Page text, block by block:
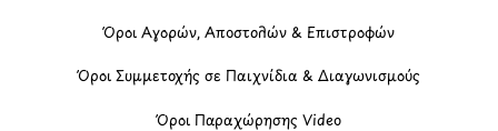
Όροι Αγορών, Αποστολών & Επιστροφών
Όροι Συμμετοχής σε Παιχνίδια & Διαγωνισμούς
Όροι Παραχώρησης Video